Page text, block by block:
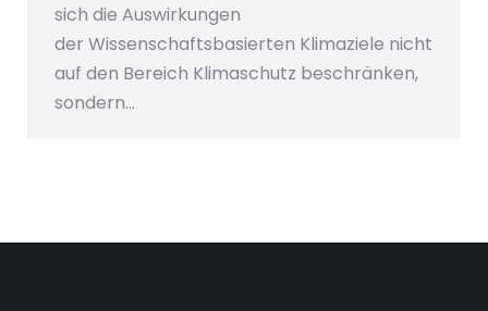
sich die Auswirkungen
der Wissenschaftsbasierten Klimaziele nicht
auf den Bereich Klimaschutz beschränken,
sondern…